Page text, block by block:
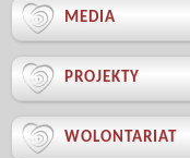
 MEDIA
 PROJEKTY
 WOLONTARIAT